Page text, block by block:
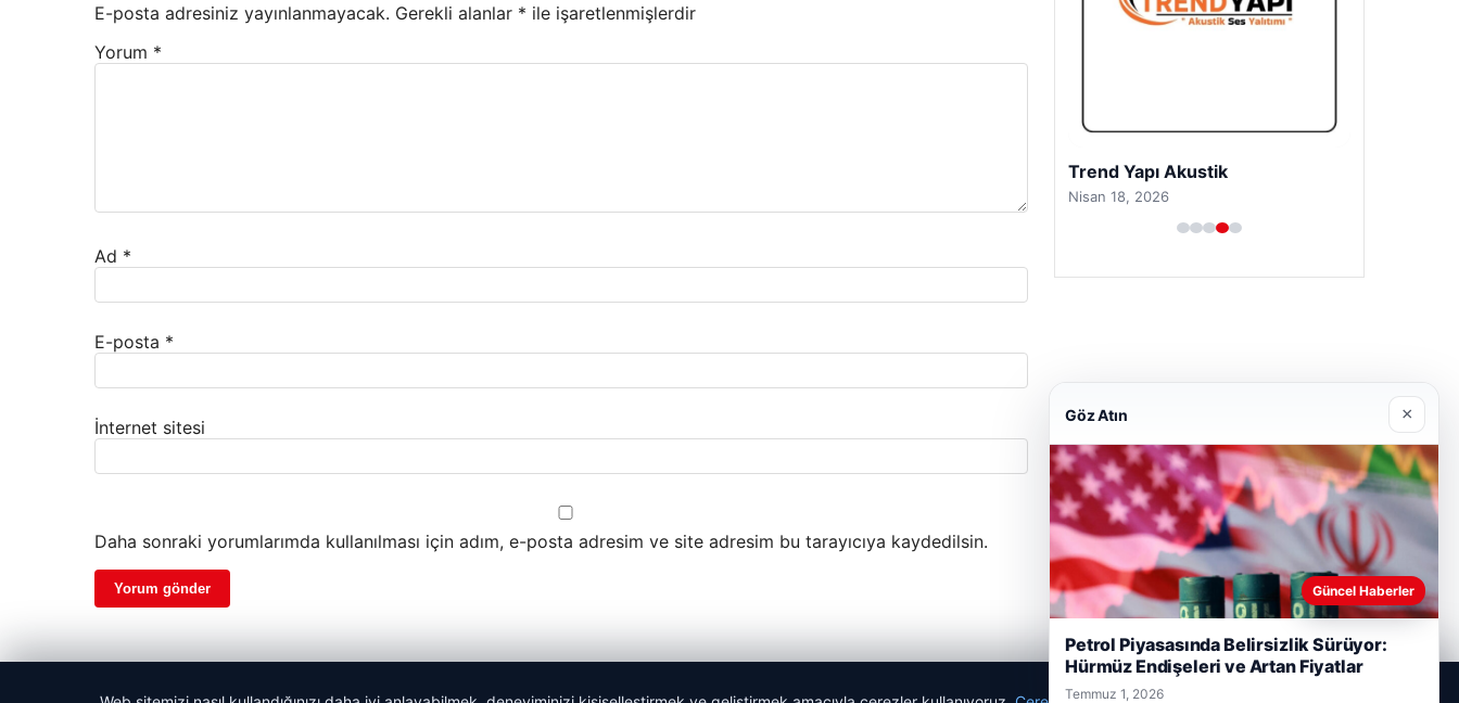
E-posta adresiniz yayınlanmayacak. Gerekli alanlar * ile işaretlenmişlerdir
Yorum *
Ad *
E-posta *
İnternet sitesi
Daha sonraki yorumlarımda kullanılması için adım, e-posta adresim ve site adresim bu tarayıcıya kaydedilsin.
Trend Yapı Akustik
Nisan 18, 2026
Göz Atın ×
Güncel Haberler
Petrol Piyasasında Belirsizlik Sürüyor:
Hürmüz Endişeleri ve Artan Fiyatlar
Temmuz 1, 2026